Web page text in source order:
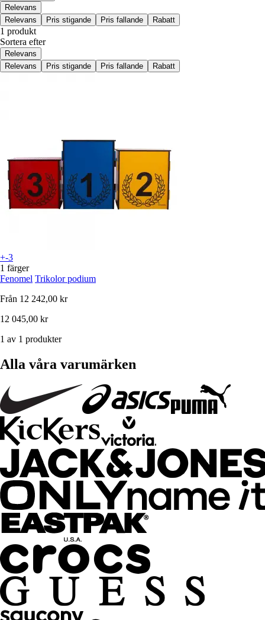
Relevans
Relevans
Pris stigande Pris fallande Rabatt
1 produkt
Sortera efter
Relevans
Relevans
Pris stigande Pris fallande Rabatt
+-3
1 färger
Fenomel Trikolor podium
Från 12 242,00 kr
12 045,00 kr
1 av 1 produkter
Alla våra varumärken